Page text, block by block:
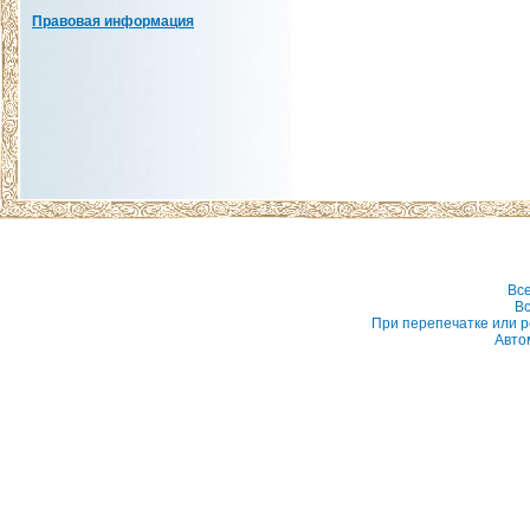
Правовая информация
При перепечатке или